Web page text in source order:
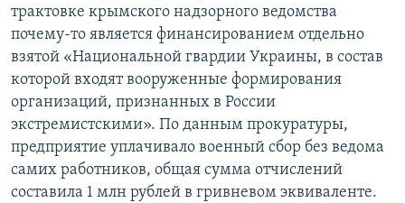
трактовке крымского надзорного ведомства
почему-то является финансированием отдельно
взятой «Национальной гвардии Украины, в состав
которой входят вооруженные формирования
организаций, признанных в России
экстремистскими». По данным прокуратуры,
предприятие уплачивало военный сбор без ведома
самих работников, общая сумма отчислений
составила 1 млн рублей в гривневом эквиваленте.